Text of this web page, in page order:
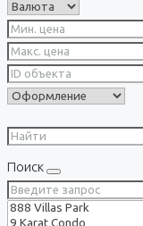
Поиск